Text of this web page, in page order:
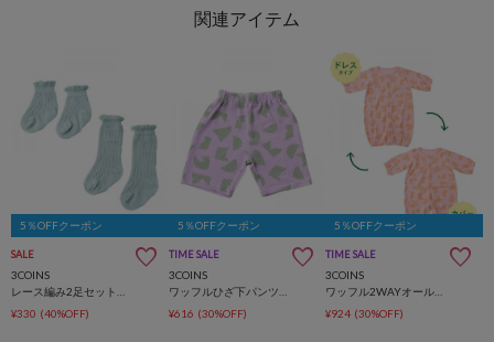
5％OFFクーポン
SALE
3COINS
¥330 (40%OFF)
5％OFFクーポン
TIME SALE
3COINS
¥616 (30%OFF)
5％OFFクーポン
TIME SALE
3COINS
¥924 (30%OFF)